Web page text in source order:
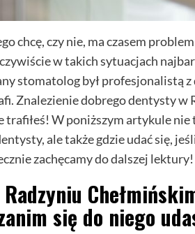
chcę, czy nie, ma czasem
w takich sytuacjach
stomatolog był profesjonalistą z
Znalezienie dobrego dentysty w
trafiłeś! W poniższym artykule
ale także gdzie udać się,
zachęcamy do dalszej lektury!
się do niego